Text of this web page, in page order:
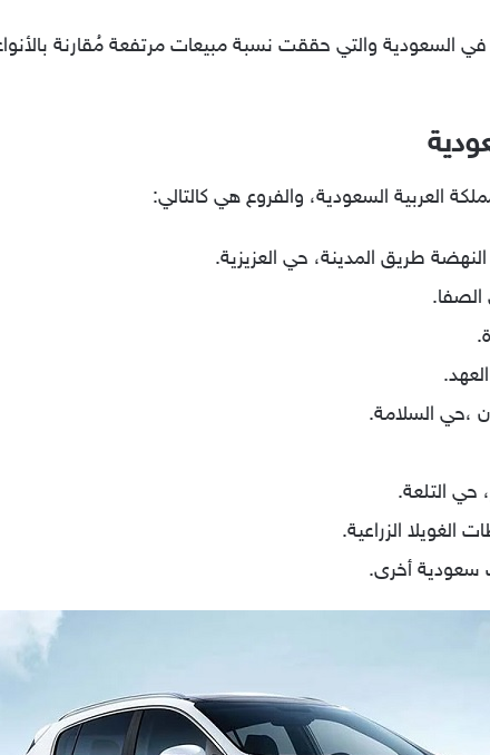
السعودية والتي حققت نسبة مبيعات مرتفعة مُقارنة
العربية السعودية، والفروع هي كالتالي:
طريق المدينة، حي العزيزية.
،حي السلامة.
حي التلعة.
الزراعية.
سعودية أخرى.